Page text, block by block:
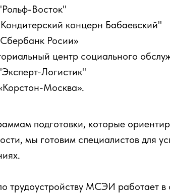
Восток"
концерн Бабаевский"
Росии»
центр социального
Логистик"
Москва».
подготовки, которые
мы готовим специалистов для
трудоустройству МСЭИ работает в